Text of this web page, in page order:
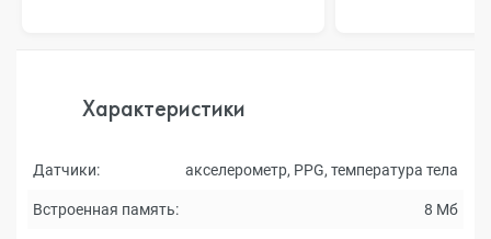
Характеристики
Датчики: акселерометр, PPG, температура тела
Встроенная память: 8 Мб